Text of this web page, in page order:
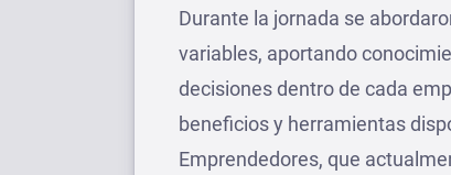
Durante la jornada se
variables, aportando
decisiones dentro de cada
beneficios y herramientas
Emprendedores, que